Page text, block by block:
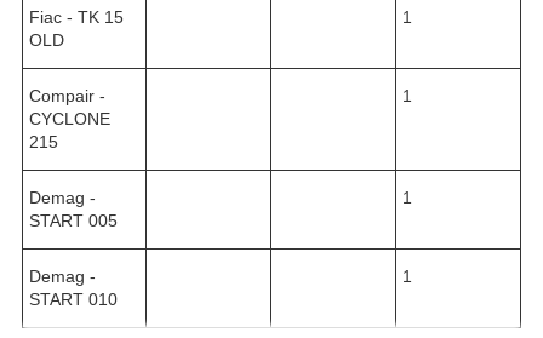
Fiac - TK 15
OLD
1
Compair -
CYCLONE
215
1
Demag -
START 005
1
Demag -
START 010
1